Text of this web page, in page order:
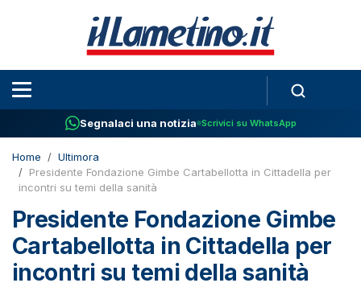
Segnalaci una notizia Scrivici su WhatsApp
Home
Ultimora
Presidente Fondazione Gimbe Cartabellotta in Cittadella per
incontri su temi della sanità
Presidente Fondazione Gimbe
Cartabellotta in Cittadella per
incontri su temi della sanità